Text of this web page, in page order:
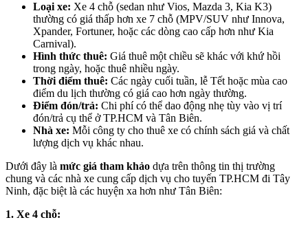
Loại xe: Xe 4 chỗ (sedan như Vios, Mazda 3, Kia K3)
thường có giá thấp hơn xe 7 chỗ (MPV/SUV như Innova,
Xpander, Fortuner, hoặc các dòng cao cấp hơn như Kia
Carnival).
Hình thức thuê: Giá thuê một chiều sẽ khác với khứ hồi
trong ngày, hoặc thuê nhiều ngày.
Thời điểm thuê: Các ngày cuối tuần, lễ Tết hoặc mùa cao
điểm du lịch thường có giá cao hơn ngày thường.
Điểm đón/trả: Chi phí có thể dao động nhẹ tùy vào vị trí
đón/trả cụ thể ở TP.HCM và Tân Biên.
Nhà xe: Mỗi công ty cho thuê xe có chính sách giá và chất
lượng dịch vụ khác nhau.
Dưới đây là mức giá tham khảo dựa trên thông tin thị trường
chung và các nhà xe cung cấp dịch vụ cho tuyến TP.HCM đi Tây
Ninh, đặc biệt là các huyện xa hơn như Tân Biên:
1. Xe 4 chỗ: